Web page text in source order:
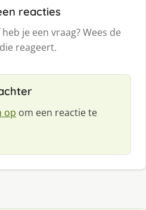
reacties
je een vraag? Wees de
reageert.
op om een reactie te